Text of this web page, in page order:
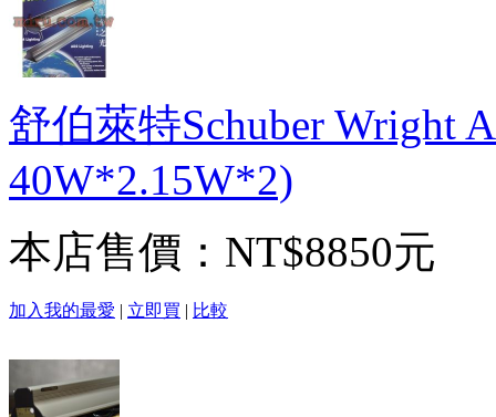
舒伯萊特Schuber Wright
40W*2.15W*2)
本店售價： NT$8850元
加入我的最愛 | 立即買 | 比較